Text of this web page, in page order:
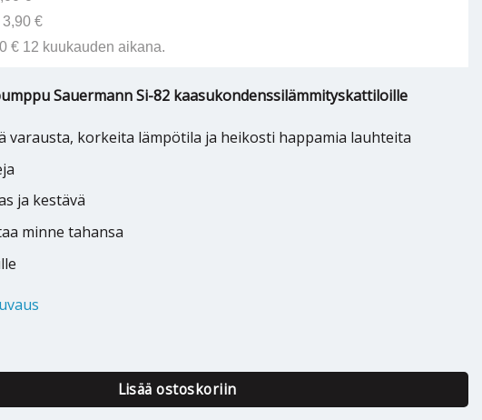
3,90 €
€ 12 kuukauden aikana.
Sauermann Si-82 kaasukondenssilämmityskattiloille
varausta, korkeita lämpötila ja heikosti happamia lauhteita
ja kestävä
minne tahansa
Sauermann Si-82 määrä
Lisää ostoskoriin